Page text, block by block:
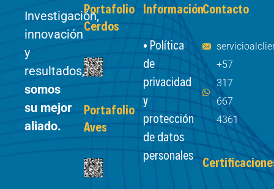
Investigación,
innovación
y
resultados,
somos
su mejor
aliado.
Portafolio
Cerdos
Portafolio
Aves
Información
• Política
de
privacidad
y
protección
de datos
personales
Contacto
+57
317
667
4361